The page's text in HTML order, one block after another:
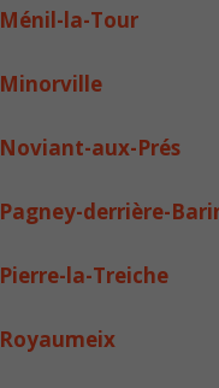
Ménil-la-Tour
Minorville
Noviant-aux-Prés
Pagney-derrière-
Pierre-la-Treiche
Royaumeix